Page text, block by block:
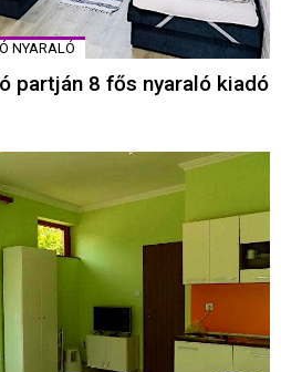
NYARALÓ
partján 8 fős nyaraló kiadó